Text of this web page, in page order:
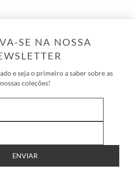
SE NA NOSSA
e seja o primeiro a saber sobre as
nossas coleções!
ENVIAR